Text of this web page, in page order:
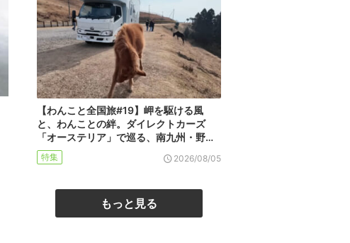
【わんこと全国旅#19】岬を駆ける風
と、わんことの絆。ダイレクトカーズ
「オーステリア」で巡る、南九州・野…
特集 2026/08/05
もっと見る